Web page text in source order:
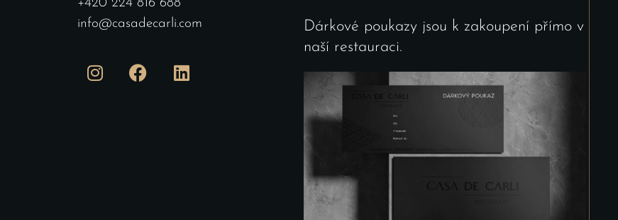
+420 224 816 688
info@casadecarli.com
Dárkové poukazy jsou k zakoupení přímo v
naší restauraci.